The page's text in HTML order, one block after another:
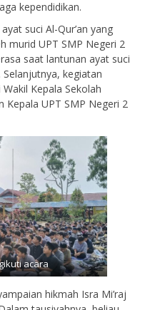
kependidikan.
suci Al-Qur’an yang
murid UPT SMP Negeri 2
saat lantunan ayat suci
kegiatan
Kepala Sekolah
Kepala UPT SMP Negeri 2
acara
hikmah Isra Mi’raj